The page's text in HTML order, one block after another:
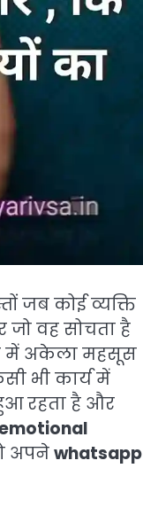
जब कोई व्यक्ति
जो वह सोचता है
में अकेला महसूस
भी कार्य में
रहता है और
अपनेwhatsapp